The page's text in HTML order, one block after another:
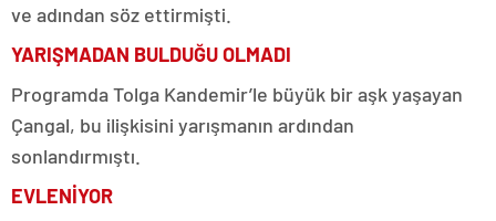
ve adından söz ettirmişti.
YARIŞMADAN BULDUĞU OLMADI
Programda Tolga Kandemir’le büyük bir aşk yaşayan
Çangal, bu ilişkisini yarışmanın ardından
sonlandırmıştı.
EVLENİYOR